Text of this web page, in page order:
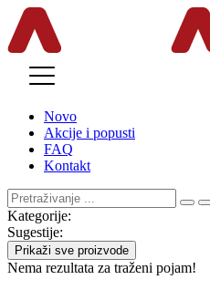
Novo
Akcije i popusti
FAQ
Kontakt
Kategorije:
Sugestije:
Prikaži sve proizvode
Nema rezultata za traženi pojam!